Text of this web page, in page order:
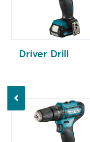
Driver Drill